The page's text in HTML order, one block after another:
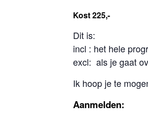
Kost225,-
Dit is:
incl : het hele
excl: als je gaat
Ik hoop je te
Aanmelden: